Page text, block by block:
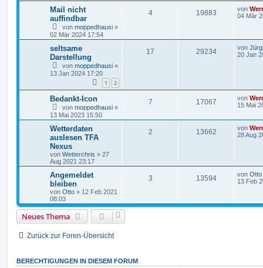
Mail nicht
auffindbar
von moppedhausi »
02 Mär 2024 17:54
4 19883 von
04 Mär
seltsame
Darstellung
von moppedhausi »
13 Jan 2024 17:20
1 2
17 29234 von
20 Jan
Bedankt-Icon
von moppedhausi »
13 Mai 2023 15:50
7 17067 von
15 Mai
Wetterdaten
auslesen TFA
Nexus
von Wetterchris » 27
Aug 2021 23:17
2 13662 von
28 Aug
Angemeldet
bleiben
von Otto » 12 Feb 2021
08:03
3 13594 von Otto
13 Feb
Neues Thema
Zurück zur Foren-Übersicht
BERECHTIGUNGEN IN DIESEM FORUM